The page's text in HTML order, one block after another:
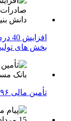
بخش های
تأمین مالی ۳۹۶ هزار واحد نهضت ملی توسط بانک مسکن